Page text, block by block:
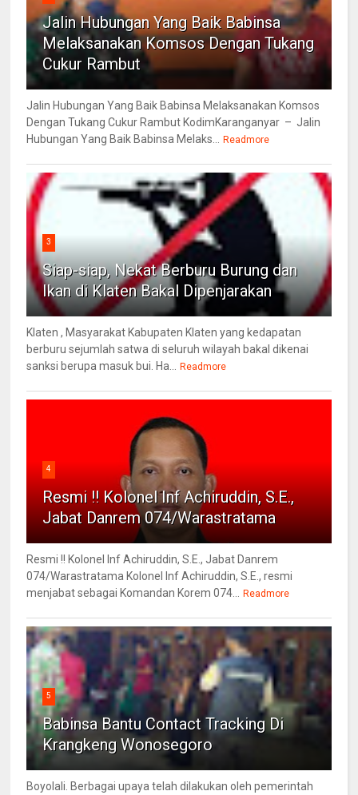
Jalin Hubungan Yang Baik Babinsa
Melaksanakan Komsos Dengan Tukang
Cukur Rambut
Jalin Hubungan Yang Baik Babinsa Melaksanakan Komsos
Dengan Tukang Cukur Rambut KodimKaranganyar – Jalin
Hubungan Yang Baik Babinsa Melaks... Readmore
3
Siap-siap, Nekat Berburu Burung dan
Ikan di Klaten Bakal Dipenjarakan
Klaten , Masyarakat Kabupaten Klaten yang kedapatan
berburu sejumlah satwa di seluruh wilayah bakal dikenai
sanksi berupa masuk bui. Ha... Readmore
4
Resmi !! Kolonel Inf Achiruddin, S.E.,
Jabat Danrem 074/Warastratama
Resmi !! Kolonel Inf Achiruddin, S.E., Jabat Danrem
074/Warastratama Kolonel Inf Achiruddin, S.E., resmi
menjabat sebagai Komandan Korem 074... Readmore
5
Babinsa Bantu Contact Tracking Di
Krangkeng Wonosegoro
Boyolali. Berbagai upaya telah dilakukan oleh pemerintah